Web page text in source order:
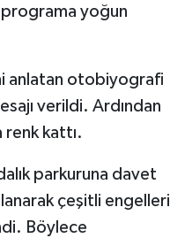
programa yoğun
anlatan otobiyografi
verildi. Ardından
renk kattı.
parkuruna davet
çeşitli engelleri
Böylece